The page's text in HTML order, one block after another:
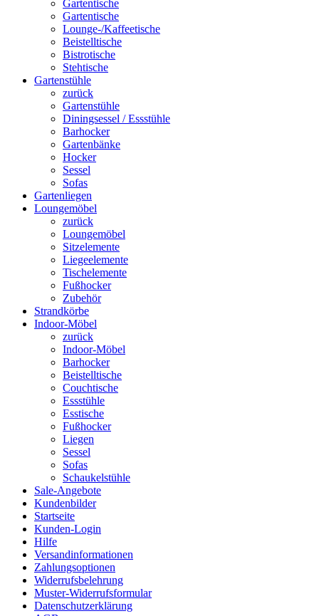
Gartentische
Gartentische
Lounge-/Kaffeetische
Beistelltische
Bistrotische
Stehtische
Gartenstühle
zurück
Gartenstühle
Diningsessel / Essstühle
Barhocker
Gartenbänke
Hocker
Sessel
Sofas
Gartenliegen
Loungemöbel
zurück
Loungemöbel
Sitzelemente
Liegeelemente
Tischelemente
Fußhocker
Zubehör
Strandkörbe
Indoor-Möbel
zurück
Indoor-Möbel
Barhocker
Beistelltische
Couchtische
Essstühle
Esstische
Fußhocker
Liegen
Sessel
Sofas
Schaukelstühle
Sale-Angebote
Kundenbilder
Startseite
Kunden-Login
Hilfe
Versandinformationen
Zahlungsoptionen
Widerrufsbelehrung
Muster-Widerrufsformular
Datenschutzerklärung